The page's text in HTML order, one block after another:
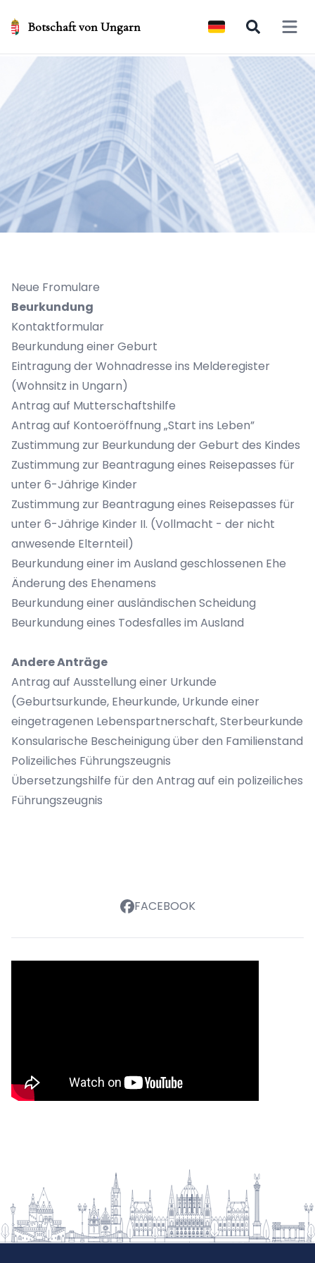
Botschaft von Ungarn Open
Neue Fromulare
Beurkundung
Kontaktformular
Beurkundung einer Geburt
Eintragung der Wohnadresse ins Melderegister
(Wohnsitz in Ungarn)
Antrag auf Mutterschaftshilfe
Antrag auf Kontoeröffnung „Start ins Leben”
Zustimmung zur Beurkundung der Geburt des Kindes
Zustimmung zur Beantragung eines Reisepasses für
unter 6-Jährige Kinder
Zustimmung zur Beantragung eines Reisepasses für
unter 6-Jährige Kinder II. (Vollmacht - der nicht
anwesende Elternteil)
Beurkundung einer im Ausland geschlossenen Ehe
Änderung des Ehenamens
Beurkundung einer ausländischen Scheidung
Beurkundung eines Todesfalles im Ausland
Andere Anträge
Antrag auf Ausstellung einer Urkunde
(Geburtsurkunde, Eheurkunde, Urkunde einer
eingetragenen Lebenspartnerschaft, Sterbeurkunde
Konsularische Bescheinigung über den Familienstand
Polizeiliches Führungszeugnis
Übersetzungshilfe für den Antrag auf ein polizeiliches
Führungszeugnis
FACEBOOK